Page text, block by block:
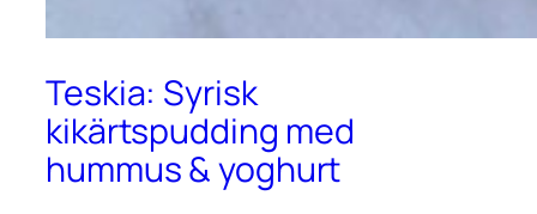
Teskia: Syrisk
kikärtspudding med
hummus & yoghurt